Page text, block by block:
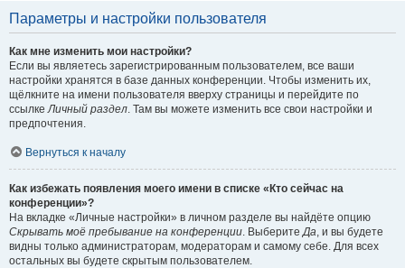
Параметры и настройки пользователя
Как мне изменить мои настройки?
Если вы являетесь зарегистрированным пользователем, все ваши
настройки хранятся в базе данных конференции. Чтобы изменить их,
щёлкните на имени пользователя вверху страницы и перейдите по
ссылкеЛичный раздел. Там вы можете изменить все свои настройки и
предпочтения.
Вернуться к началу
Как избежать появления моего имени в списке «Кто сейчас на
конференции»?
На вкладке «Личные настройки» в личном разделе вы найдёте опцию
Скрывать моё пребывание на конференции. ВыберитеДа, и вы будете
видны только администраторам, модераторам и самому себе. Для всех
остальных вы будете скрытым пользователем.